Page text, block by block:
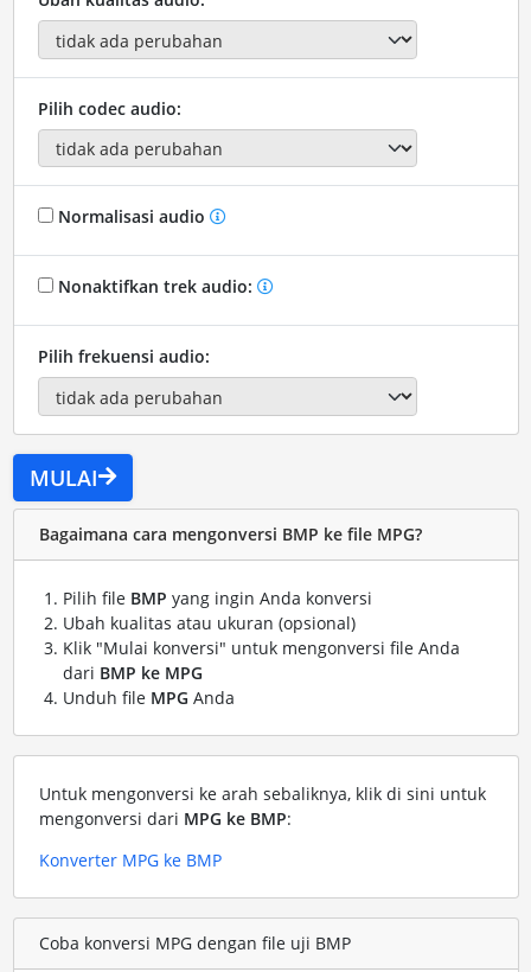
Pilih codec audio:
Normalisasi audio
Nonaktifkan trek audio:
Pilih frekuensi audio:
MULAI
Bagaimana cara mengonversi BMP ke file MPG?
Pilih file BMP yang ingin Anda konversi
Ubah kualitas atau ukuran (opsional)
Klik "Mulai konversi" untuk mengonversi file Anda
dari BMP ke MPG
Unduh file MPG Anda
Untuk mengonversi ke arah sebaliknya, klik di sini untuk
mengonversi dari MPG ke BMP:
Konverter MPG ke BMP
Coba konversi MPG dengan file uji BMP